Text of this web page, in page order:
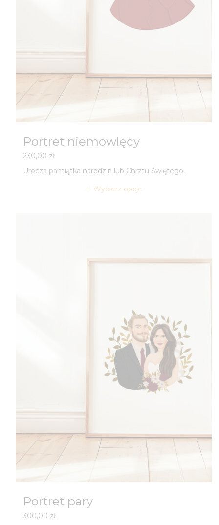
Portret niemowlęcy
230,00 zł
Urocza pamiątka narodzin lub Chrztu Świętego.
Wybierz opcje
Portret pary
300,00 zł